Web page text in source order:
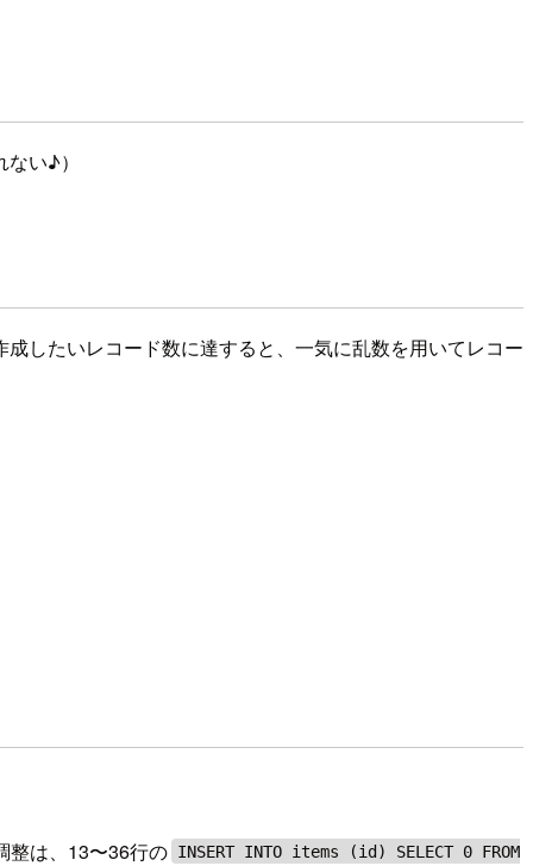
い♪）
したいレコード数に達すると、一気に乱数を用いてレコー
整は、13〜36行の INSERT INTO items (id) SELECT 0 FROM